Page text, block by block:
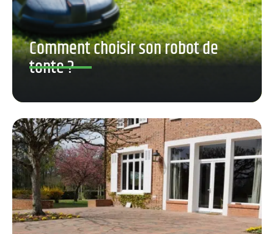
Comment choisir son robot de
tonte ?